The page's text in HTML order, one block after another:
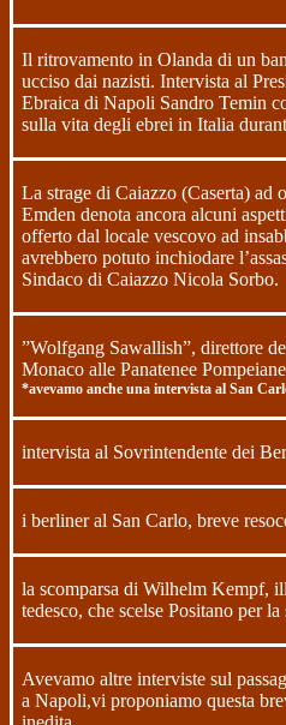
Il ritrovamento in Olanda di un
ucciso dai nazisti. Intervista al
Ebraica di Napoli Sandro Temin
sulla vita degli ebrei in Italia
La strage di Caiazzo (Caserta) ad
Emden denota ancora alcuni
offerto dal locale vescovo ad
avrebbero potuto inchiodare
Sindaco di Caiazzo Nicola Sorbo.
”Wolfgang Sawallish”, direttore
Monaco alle Panatenee
*avevamo anche una intervista al San
intervista al Sovrintendente dei
i berliner al San Carlo, breve
la scomparsa di Wilhelm Kempf,
tedesco, che scelse Positano per la
Avevamo altre interviste sul
a Napoli,vi proponiamo questa